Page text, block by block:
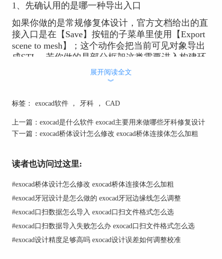
1、先确认用的是哪一种导出入口
如果你做的是常规修复体设计，官方文档给出的直
接入口是在【Save】按钮的子菜单里使用【Export
scene to mesh】；这个动作会把当前可见对象导出
成STL。若你做的是部分框架这类需要进入构建环
节的设计，则导出往往发生在Build步骤里，参数入
容，而是当前可见对象。官方说明里已经明确写
到，它会保存visible objects为STL files，所以导出
对象单独显示出来。
在带构建参数的导出步骤里，官方把【Reduce
tolerance】定义为蜡型转最终网格时允许的最大误
差，数值越小，输出文件通常越大。也就是说，如
果你更在意模型细节和边缘精度，就不要随手把这
个值设得太宽；如果只是先做快速试打，才考虑适
展开阅读全文
︾
标签： exocad软件 ， 牙科 ， CAD
上一篇： exocad是什么软件 exocad主要用来做哪些牙科修复设计
下一篇： exocad桥体设计怎么修改 exocad桥体连接体怎么加粗
读者也访问过这里:
#exocad桥体设计怎么修改 exocad桥体连接体怎么加粗
#exocad牙冠设计是怎么做的 exocad牙冠边缘线怎么调整
#exocad口扫数据怎么导入 exocad口扫文件格式怎么选
#exocad口扫数据导入失败怎么办 exocad口扫文件格式怎么选
#exocad设计精度足够高吗 exocad设计误差如何调整校准